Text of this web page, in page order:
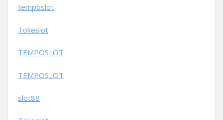
temposlot
Tokeslot
TEMPOSLOT
TEMPOSLOT
slot88